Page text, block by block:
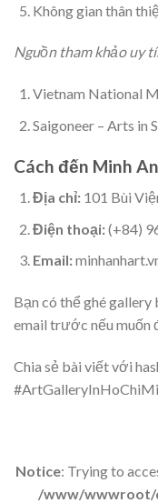
Không gian thân
Nguồn tham khảo uy
Vietnam National
Saigoneer – Arts in
Cách đến Minh
Địa chỉ:101 Bùi
Điện thoại:(+84)
Email:
Bạn có thể ghé
email trước nếu muốn
Chia sẻ bài viết với
Notice: Trying to
/www/wwwroot/